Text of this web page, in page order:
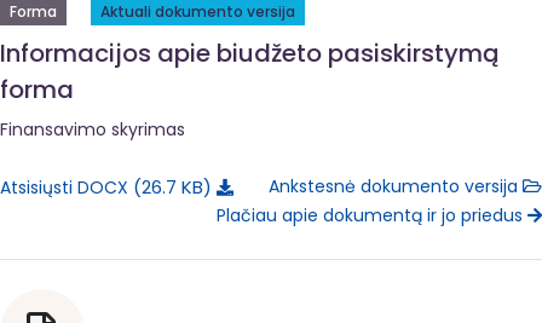
Forma Aktuali dokumento versija
Informacijos apie biudžeto pasiskirstymą
forma
Finansavimo skyrimas
Atsisiųsti DOCX 26.7 KB
Ankstesnė dokumento versija
Plačiau apie dokumentą ir jo priedus